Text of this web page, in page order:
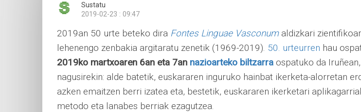
Sustatu
2019-02-23 : 09:47
2019an 50 urte beteko dira Fontes Linguae Vasconum aldizkari
lehenengo zenbakia argitaratu zenetik (1969-2019). 50. urteurren hau
2019ko martxoaren 6an eta 7an nazioarteko biltzarra ospatuko da
nagusirekin: alde batetik, euskararen inguruko hainbat ikerketa-alorretan
azken emaitzen berri izatea eta, bestetik, euskararen ikerketari
metodo eta lanabes berriak ezagutzea.